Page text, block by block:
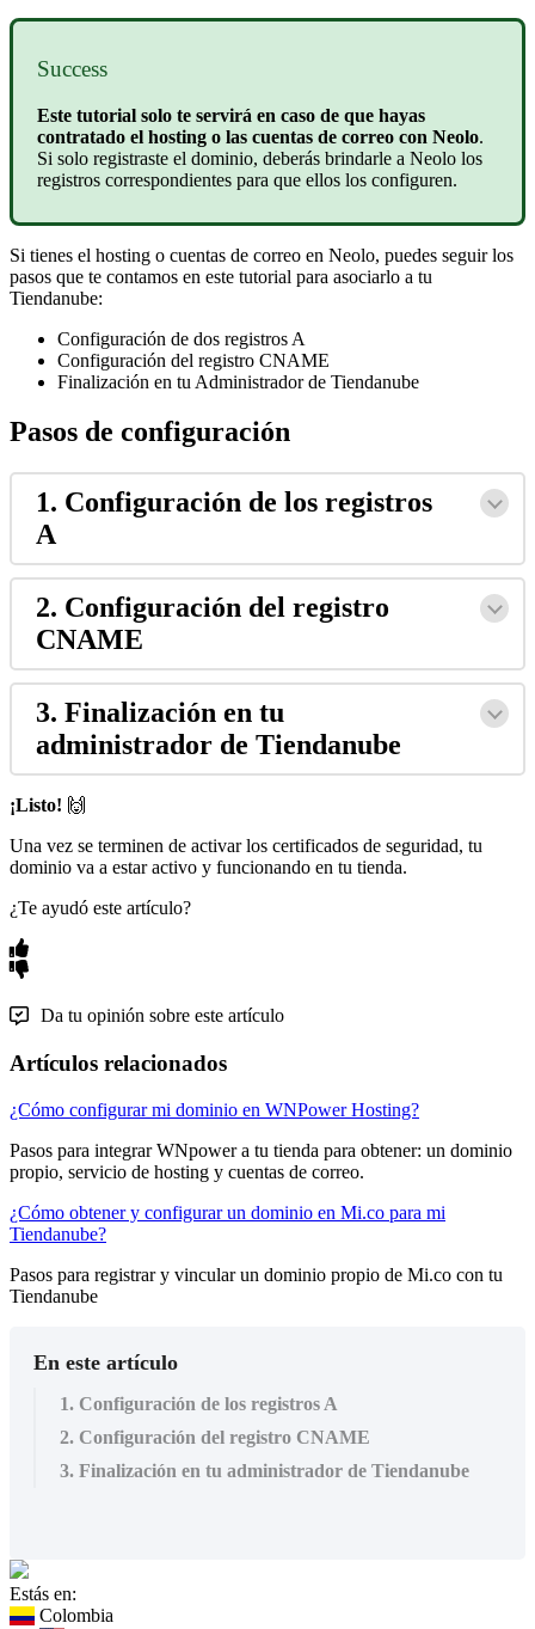
Success
Este tutorial solo te servirá en caso de que hayas
contratado el hosting o las cuentas de correo con Neolo.
Si solo registraste el dominio, deberás brindarle a Neolo los
registros correspondientes para que ellos los configuren.
Si tienes el hosting o cuentas de correo en Neolo, puedes seguir los
pasos que te contamos en este tutorial para asociarlo a tu
Tiendanube:
Configuración de dos registros A
Configuración del registro CNAME
Finalización en tu Administrador de Tiendanube
Pasos de configuración
1. Configuración de los registros
A
2. Configuración del registro
CNAME
3. Finalización en tu
administrador de Tiendanube
¡Listo! 🙌
Una vez se terminen de activar los certificados de seguridad, tu
dominio va a estar activo y funcionando en tu tienda.
¿Te ayudó este artículo?
Da tu opinión sobre este artículo
Artículos relacionados
¿Cómo configurar mi dominio en WNPower Hosting?
Pasos para integrar WNpower a tu tienda para obtener: un dominio
propio, servicio de hosting y cuentas de correo.
¿Cómo obtener y configurar un dominio en Mi.co para mi
Tiendanube?
Pasos para registrar y vincular un dominio propio de Mi.co con tu
Tiendanube
En este artículo
1. Configuración de los registros A
2. Configuración del registro CNAME
3. Finalización en tu administrador de Tiendanube
Estás en:
Colombia